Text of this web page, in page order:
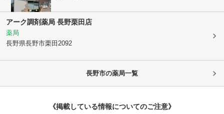
アーク調剤薬局 長野栗田店
薬局
長野県長野市栗田2092
長野市の薬局一覧
《掲載している情報についてのご注意》